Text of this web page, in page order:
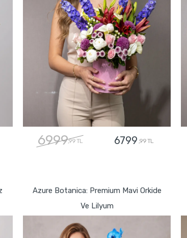
6999,99 TL 6799 ,99 TL
Azure Botanica: Premium Mavi Orkide
Ve Lilyum